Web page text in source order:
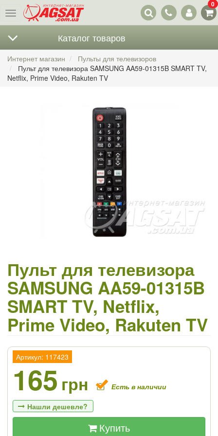
Меню
Наши
контакты
0
Каталог товаров
Интернет магазин
Пульты для телевизоров
Пульт для телевизора SAMSUNG AA59-01315B SMART TV,
Netflix, Prime Video, Rakuten TV
Пульт для телевизора
SAMSUNG AA59-01315B
SMART TV, Netflix,
Prime Video, Rakuten TV
Артикул: 117423
165 грн Есть в наличии
Нашли дешевле?
Купить